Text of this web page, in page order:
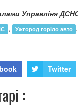
Управліня
, Ужгород горіло авто ,
Twitter
: